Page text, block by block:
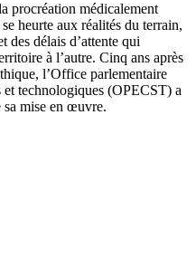
procréation médicalement
heurte aux réalités du terrain,
des délais d’attente qui
à l’autre. Cinq ans après
l’Office parlementaire
technologiques (OPECST) a
mise en œuvre.